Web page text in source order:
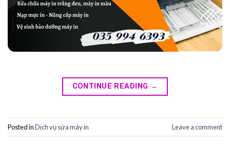
CONTINUE READING →
Posted inDịch vụ sửa máy in Leave a comment